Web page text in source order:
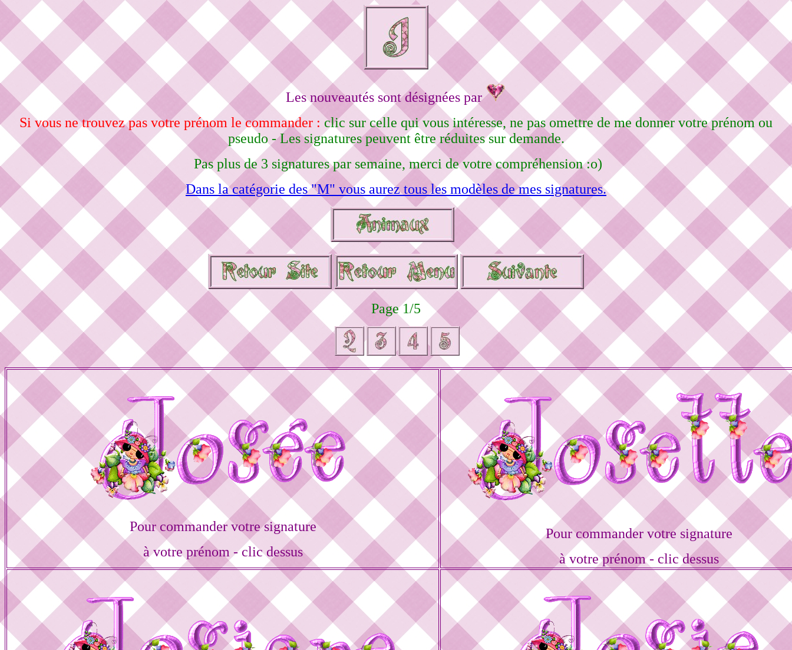
Les nouveautés sont désignées par
Si vous ne trouvez pas votre prénom le commander : clic sur celle qui vous intéresse, ne pas omettre de me donner votre prénom ou
pseudo - Les signatures peuvent être réduites sur demande.
Pas plus de 3 signatures par semaine, merci de votre compréhension :o)
Dans la catégorie des "M" vous aurez tous les modèles de mes signatures.
Page 1/5
Pour commander votre signature
à votre prénom - clic dessus
Pour commander votre signature
à votre prénom - clic dessus